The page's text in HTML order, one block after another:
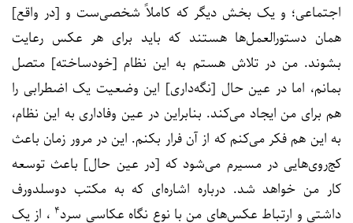
اجتماعی؛ و یک بخش دیگر که کاملاً شخصی‌ست و [در واقع]
همان دستورالعمل‌ها هستند که باید برای هر عکس رعایت
بشوند. من در تلاش هستم به این نظام [خودساخته] متصل
بمانم، اما در عین حال [نگه‌داری] این وضعیت یک اضطرابی را
هم برای من ایجاد می‌کند. بنابراین در عین وفاداری به این نظام،
به این هم فکر می‌کنم که از آن فرار بکنم. این در مرور زمان باعث
کج‌روی‌هایی در مسیرم می‌شود که [در عین حال] باعث توسعه
کار من خواهد شد. درباره اشاره‌ای که به مکتب دوسلدورف
داشتی و ارتباط عکس‌های من با نوع نگاه عکاسی سرد۴ ، از یک